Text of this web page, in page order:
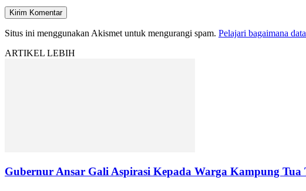
Situs ini menggunakan Akismet untuk mengurangi spam. Pelajari bagaimana
ARTIKEL LEBIH
Gubernur Ansar Gali Aspirasi Kepada Warga Kampung Tua